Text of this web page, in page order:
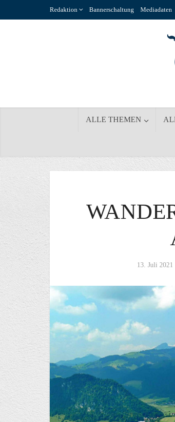
Redaktion Bannerschaltung Mediadaten
ALLE THEMEN
13. Juli 2021